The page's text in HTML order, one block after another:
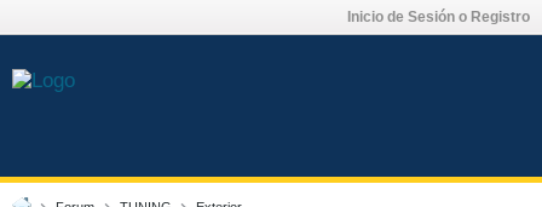
Inicio de Sesión o Registro